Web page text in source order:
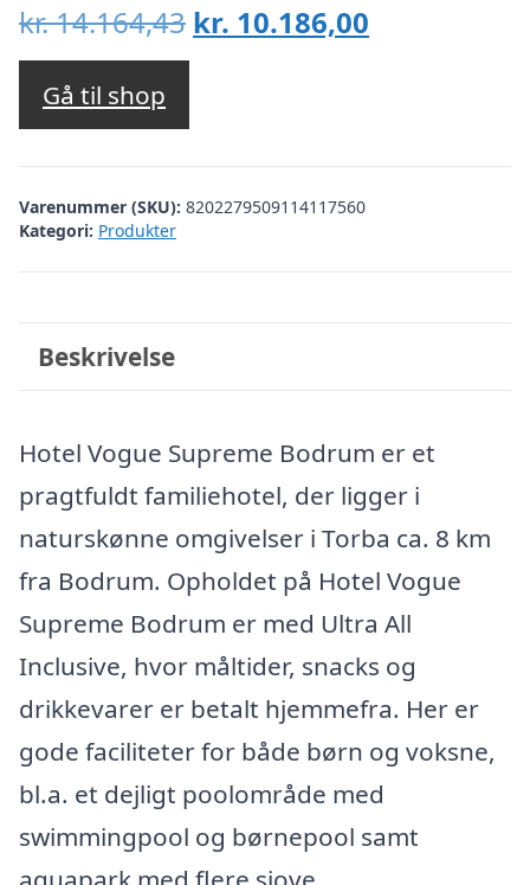
kr.14.164,43 Den
kr. 14.164,43.
kr. 10.186,00
kr.
Gå til shop
Varenummer (SKU): 8202279509114117560
Kategori: Produkter
Beskrivelse
Hotel Vogue Supreme Bodrum er et
pragtfuldt familiehotel, der ligger i
naturskønne omgivelser i Torba ca. 8 km
fra Bodrum. Opholdet på Hotel Vogue
Supreme Bodrum er med Ultra All
Inclusive, hvor måltider, snacks og
drikkevarer er betalt hjemmefra. Her er
gode faciliteter for både børn og voksne,
bl.a. et dejligt poolområde med
swimmingpool og børnepool samt